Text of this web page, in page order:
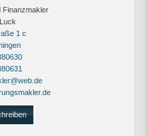
Finanzmakler
1 c